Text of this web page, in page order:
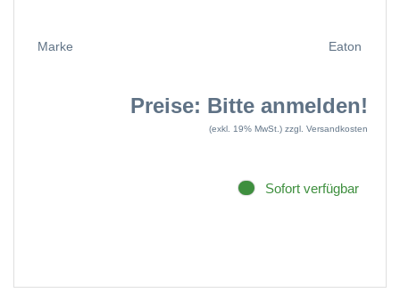
Marke Eaton
Preise: Bitte anmelden!
(exkl. 19% MwSt.) zzgl. Versandkosten
Sofort verfügbar